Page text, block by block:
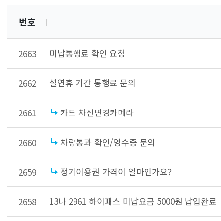
번호
2663 미납통행료 확인 요청
2662 설연휴 기간 통행료 문의
2661 카드 차선변경카메라
2660 차량통과 확인/영수증 문의
2659 정기이용권 가격이 얼마인가요?
2658 13나 2961 하이패스 미납요금 5000원 납입완료